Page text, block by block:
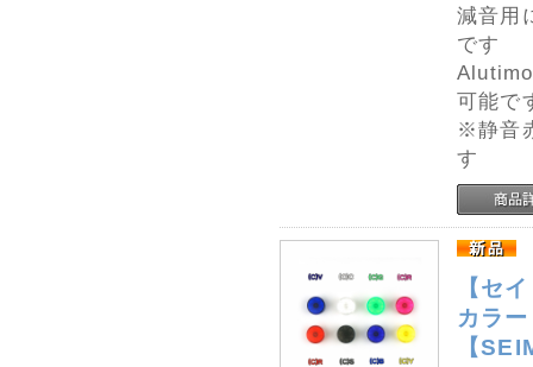
減音用
です
可能で
※静音
す
【セ
カラ
【